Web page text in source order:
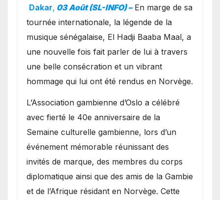
exceptionnel à Oslo en
présence de la famille
royale.
Dakar, 03 Août (SL-INFO) – ​En marge de sa
tournée internationale, la légende de la
musique sénégalaise, El Hadji Baaba Maal, a
une nouvelle fois fait parler de lui à travers
une belle consécration et un vibrant
hommage qui lui ont été rendus en Norvège.
​L’Association gambienne d’Oslo a célébré
avec fierté le 40e anniversaire de la
Semaine culturelle gambienne, lors d’un
événement mémorable réunissant des
invités de marque, des membres du corps
diplomatique ainsi que des amis de la Gambie
et de l’Afrique résidant en Norvège. Cette